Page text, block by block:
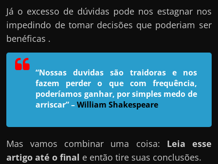
n
h
a
h
e
i
Já o excesso de dúvidas pode nos estagnar nos
impedindo de tomar decisões que poderiam ser
benéficas .
“Nossas duvidas são traidoras e nos
fazem perder o que com frequência,
poderíamos ganhar, por simples medo de
arriscar”–William Shakespeare
Mas vamos combinar uma coisa: Leia esse
artigo até o final e então tire suas conclusões.